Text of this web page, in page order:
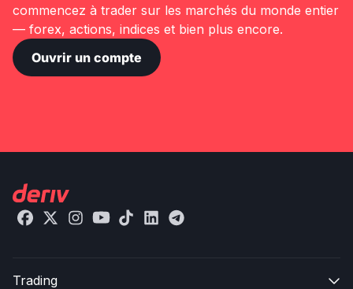
commencez à trader sur les marchés du monde entier
— forex, actions, indices et bien plus encore.
Ouvrir un compte
Trading 